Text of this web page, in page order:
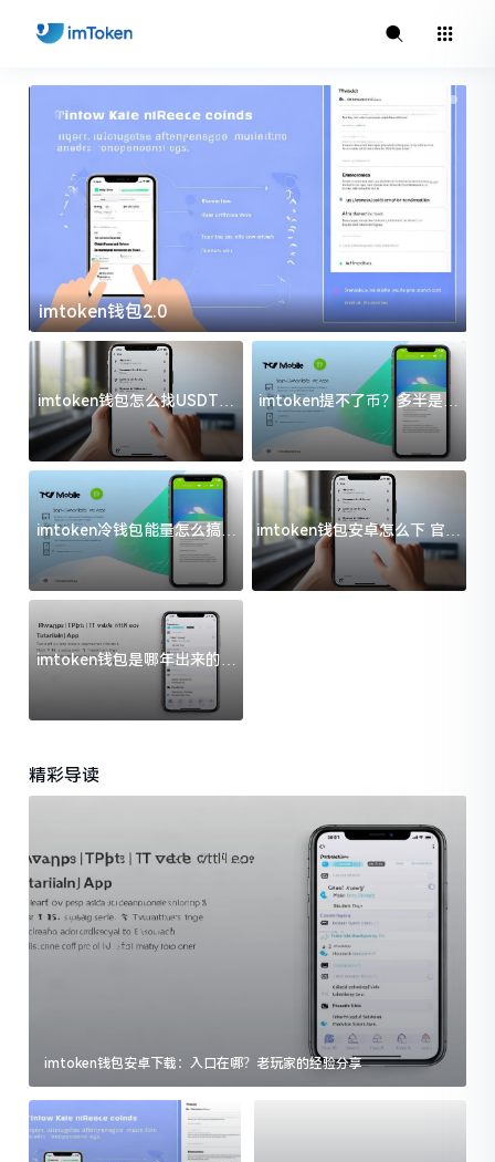
imtoken钱包2.0
imtoken钱包怎么找USDT地
址？三步搞定不踩坑
imtoken提不了币？多半是这
几件事没处理好
imtoken冷钱包能量怎么搞？
过来人告诉你门道
imtoken钱包安卓怎么下 官方
渠道避坑指南
imtoken钱包是哪年出来的？
一文给你说清楚
精彩导读
imtoken钱包安卓下载：入口在哪？老玩家的经验分享